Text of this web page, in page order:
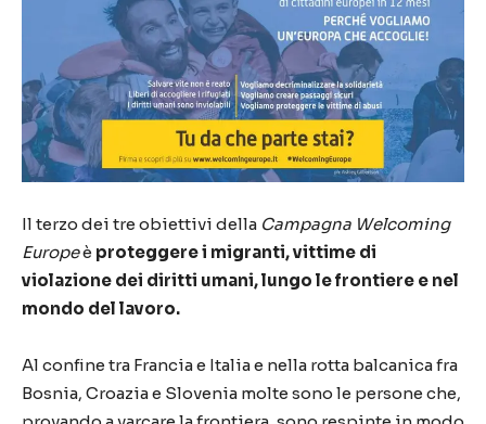
Il terzo dei tre obiettivi della Campagna Welcoming
Europeè proteggere i migranti, vittime di
violazione dei diritti umani,lungo le frontiere e nel
mondo del lavoro.
Al confine tra Francia e Italia e nella rotta balcanica fra
Bosnia, Croazia e Slovenia molte sono le persone che,